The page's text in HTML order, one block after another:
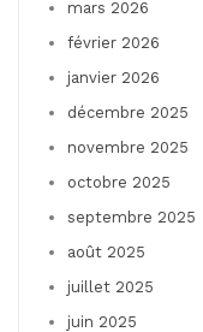
mars 2026
février 2026
janvier 2026
décembre 2025
novembre 2025
octobre 2025
septembre 2025
août 2025
juillet 2025
juin 2025